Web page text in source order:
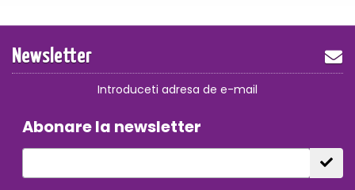
Newsletter
Introduceti adresa de e-mail
Abonare la newsletter